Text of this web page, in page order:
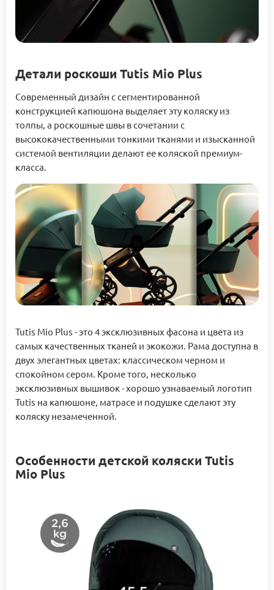
Детали роскоши Tutis Mio Plus
Современный дизайн с сегментированной
конструкцией капюшона выделяет эту коляску из
толпы, а роскошные швы в сочетании с
высококачественными тонкими тканями и изысканной
системой вентиляции делают ее коляской премиум-
класса.
Tutis Mio Plus - это 4 эксклюзивных фасона и цвета из
самых качественных тканей и экокожи. Рама доступна в
двух элегантных цветах: классическом черном и
спокойном сером. Кроме того, несколько
эксклюзивных вышивок - хорошо узнаваемый логотип
Tutis на капюшоне, матрасе и подушке сделают эту
коляску незамеченной.
Особенности детской коляски Tutis
Mio Plus